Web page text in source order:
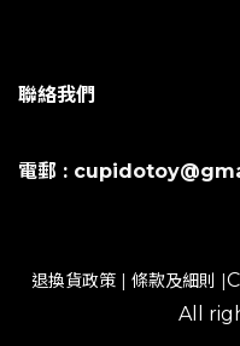
聯絡我們
電郵 :
退換貨政策 | 條款及細則 |
All